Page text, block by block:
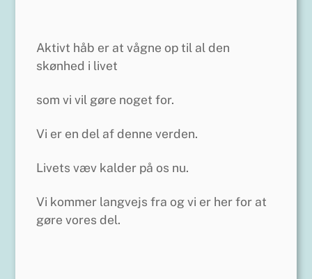
Aktivt håb er at vågne op til al den
skønhed i livet
som vi vil gøre noget for.
Vi er en del af denne verden.
Livets væv kalder på os nu.
Vi kommer langvejs fra og vi er her for at
gøre vores del.